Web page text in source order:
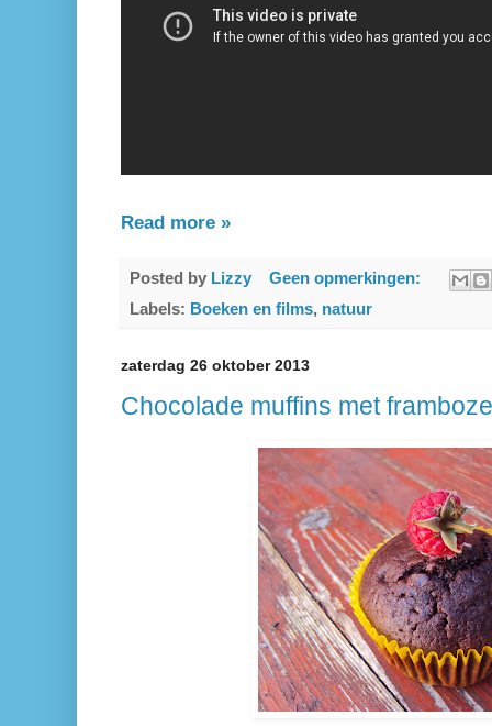
Read more »
Posted by Lizzy
Geen opmerkingen:
Labels: Boeken en films, natuur
zaterdag 26 oktober 2013
Chocolade muffins met